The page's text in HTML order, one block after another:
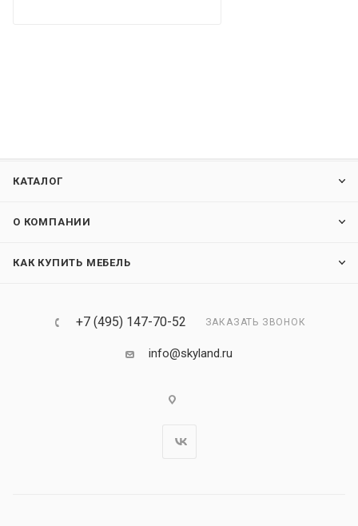
КАТАЛОГ
О КОМПАНИИ
КАК КУПИТЬ МЕБЕЛЬ
+7 (495) 147-70-52 ЗАКАЗАТЬ ЗВОНОК
info@skyland.ru